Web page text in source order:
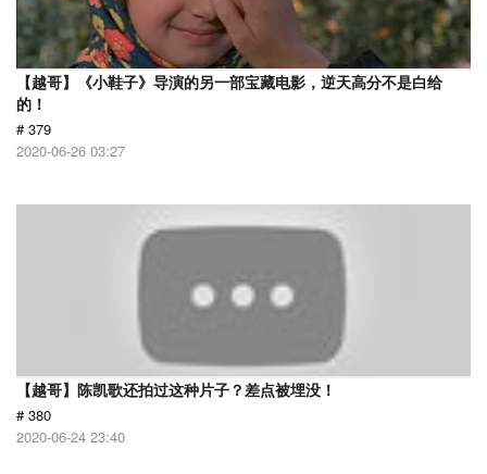
【越哥】《小鞋子》导演的另一部宝藏电影，逆天高分不是白给
的！
# 379
2020-06-26 03:27
【越哥】陈凯歌还拍过这种片子？差点被埋没！
# 380
2020-06-24 23:40